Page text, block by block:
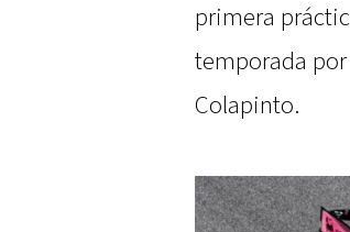
primera
temporada
Colapinto.